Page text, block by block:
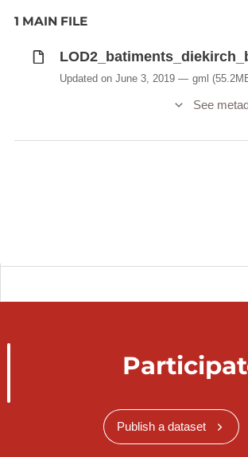
fichier CityGML
un format standard pour l’échange
1 MAIN FILE
Updated on June 3, 2019 gml
See
Publish a dataset